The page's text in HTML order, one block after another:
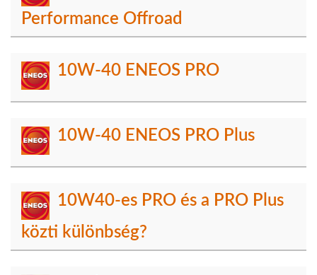
Performance Offroad
10W-40 ENEOS PRO
10W-40 ENEOS PRO Plus
10W40-es PRO és a PRO Plus
közti különbség?